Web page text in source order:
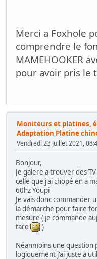
Merci a Foxhole
comprendre le
MAMEHOOKER
pour avoir pris le
Moniteurs et platines,
Adaptation Platine
Vendredi 23 Juillet 2021,
Bonjour,
Je galere a trouver des
celle que j'ai chopé en a
60hz Youpi
Je vais donc commander
la démarche pour faire
mesure ( je commande
tard
)
Néanmoins une question
logiquement j'ai juste a